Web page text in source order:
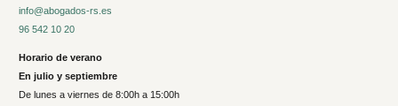
info@abogados-rs.es
96 542 10 20
Horario de verano
En julio y septiembre
De lunes a viernes de 8:00h a 15:00h